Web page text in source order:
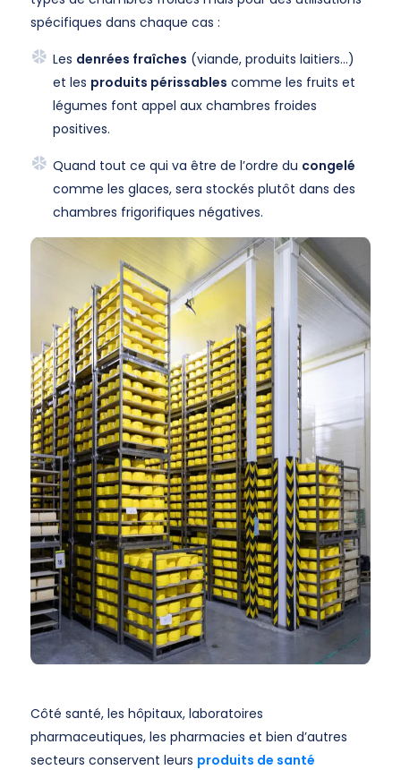
spécifiques dans chaque cas :
Les denrées fraîches (viande, produits laitiers…)
et les produits périssables comme les fruits et
légumes font appel aux chambres froides
positives.
Quand tout ce qui va être de l’ordre du congelé
comme les glaces, sera stockés plutôt dans des
chambres frigorifiques négatives.
Côté santé, les hôpitaux, laboratoires
pharmaceutiques, les pharmacies et bien d’autres
secteurs conservent leurs produits de santé